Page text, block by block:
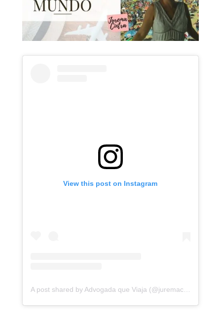
View this post on Instagram
A post shared by Advogada que Viaja (@juremacintra)